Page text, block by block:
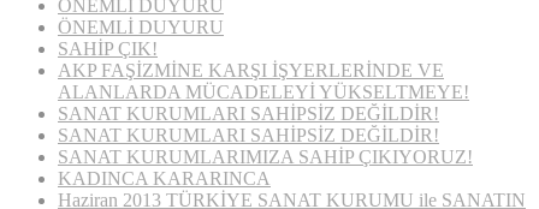
ÖNEMLİ DUYURU
ÖNEMLİ DUYURU
SAHİP ÇIK!
AKP FAŞİZMİNE KARŞI İŞYERLERİNDE VE
ALANLARDA MÜCADELEYİ YÜKSELTMEYE!
SANAT KURUMLARI SAHİPSİZ DEĞİLDİR!
SANAT KURUMLARI SAHİPSİZ DEĞİLDİR!
SANAT KURUMLARIMIZA SAHİP ÇIKIYORUZ!
KADINCA KARARINCA
Haziran 2013 TÜRKİYE SANAT KURUMU ile SANATIN